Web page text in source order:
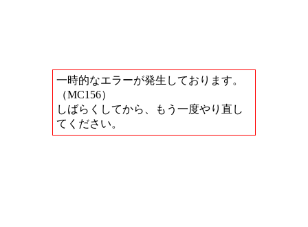
一時的なエラーが発生しております。
（MC156）
しばらくしてから、もう一度やり直し
てください。